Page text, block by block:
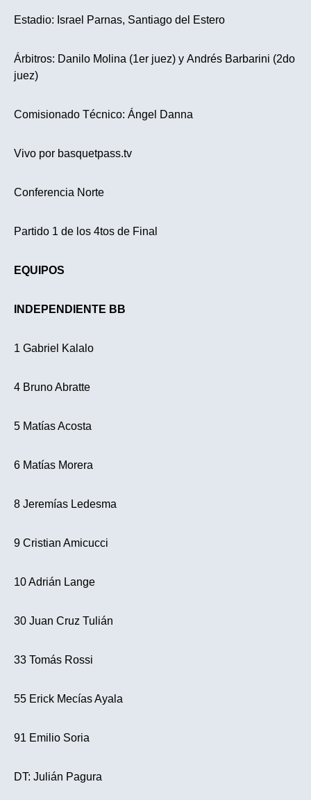
Estadio: Israel Parnas, Santiago del Estero
Árbitros: Danilo Molina (1er juez) y Andrés Barbarini (2do
juez)
Comisionado Técnico: Ángel Danna
Vivo por basquetpass.tv
Conferencia Norte
Partido 1 de los 4tos de Final
EQUIPOS
INDEPENDIENTE BB
1 Gabriel Kalalo
4 Bruno Abratte
5 Matías Acosta
6 Matías Morera
8 Jeremías Ledesma
9 Cristian Amicucci
10 Adrián Lange
30 Juan Cruz Tulián
33 Tomás Rossi
55 Erick Mecías Ayala
91 Emilio Soria
DT: Julián Pagura